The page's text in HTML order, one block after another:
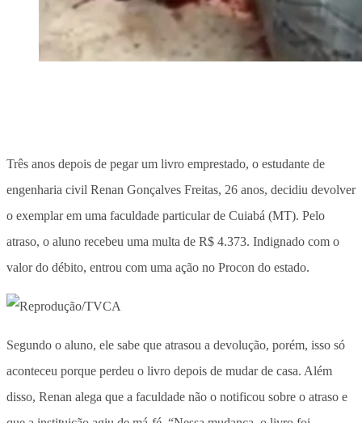
Três anos depois de pegar um livro emprestado, o estudante de
engenharia civil Renan Gonçalves Freitas, 26 anos, decidiu devolver
o exemplar em uma faculdade particular de Cuiabá (MT). Pelo
atraso, o aluno recebeu uma multa de R$ 4.373. Indignado com o
valor do débito, entrou com uma ação no Procon do estado.
Segundo o aluno, ele sabe que atrasou a devolução, porém, isso só
aconteceu porque perdeu o livro depois de mudar de casa. Além
disso, Renan alega que a faculdade não o notificou sobre o atraso e